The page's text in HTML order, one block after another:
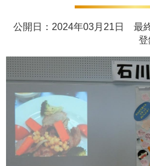
公開日：2024年03月21日 最
登